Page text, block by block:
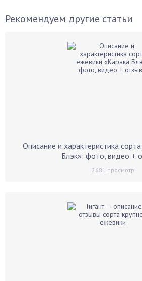
Рекомендуем другие статьи
Описание и характеристика
Блэк»: фото, видео +
2681 просмотр